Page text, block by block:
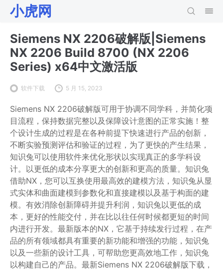
小虎网
Siemens NX 2206破解版|Siemens
NX 2206 Build 8700 (NX 2206
Series) x64中文激活版
软件下载 5 月 15, 2023
Siemens NX 2206破解版可用于协调不同学科，并简化项
目流程，保持数据完整以及保障设计意图的正常实施！整
个设计生成的过程是在各种前提下快速进行产品的创新，
不断实验预测评估和验证的过程，为了更快的产生结果，
知识兔可以使用软件来优化形状以实现真正的多学科设
计。以更低的成本分享更大的创新和更高的质量。知识兔
借助NX，您可以互换使用最高效的建模方法，知识兔从显
式实体和曲面建模到参数化和直接建模以及基于构面的建
模。有效消除创新障碍并提升利润，知识兔以更低的成
本，更好的性能交付，并在比以往任何时候都更短的时间
内进行开发。最新版本的NX，它基于持续发行过程，在产
品的所有领域都具有重要的新功能和增强的功能，知识兔
以及一些新的设计工具，可帮助您更高效地工作，知识兔
以构建自己的产品。最新Siemens NX 2206破解版下载，